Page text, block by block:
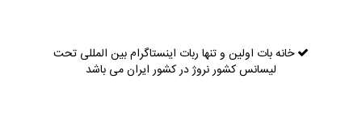
خانه بات اولین و تنها ربات اینستاگرام بین المللی تحت
لیسانس کشور نروژ در کشور ایران می باشد